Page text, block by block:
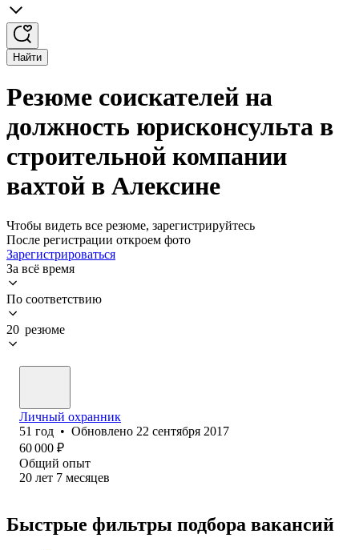
Найти
Резюме соискателей на
должность юрисконсульта в
строительной компании
вахтой в Алексине
Чтобы видеть все резюме, зарегистрируйтесь
После регистрации откроем фото
Зарегистрироваться
За всё время
По соответствию
20 резюме
Личный охранник
51 год • Обновлено 22 сентября 2017
60 000 ₽
Общий опыт
20 лет 7 месяцев
Быстрые фильтры подбора вакансий